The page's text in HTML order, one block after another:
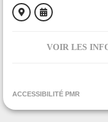
VOIR LES
ACCESSIBILITÉ PMR